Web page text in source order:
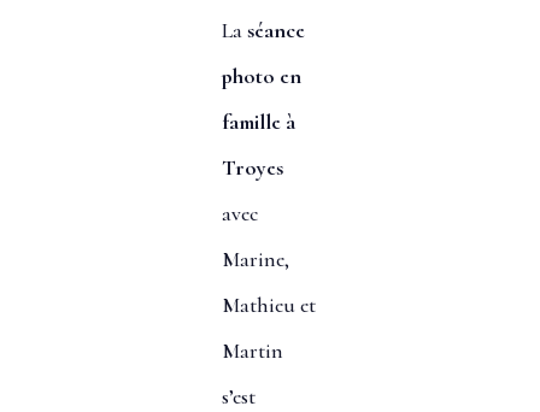
Laséance
photo en
famille à
Troyes
avec
Marine,
Mathieu et
Martin
s’est